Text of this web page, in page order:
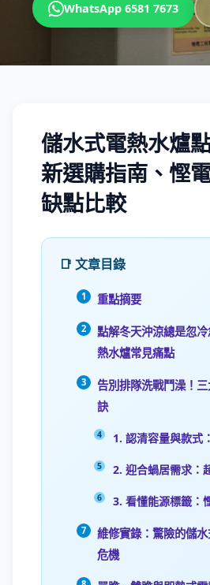
WhatsApp 6581 7673
儲水式電熱水爐
新選購指南、慳
缺點比較
📑 文章目錄
重點摘要
點解冬天沖涼總是忽
熱水爐常見痛點
告別排隊洗戰鬥澡！
訣
1. 認清容量與款式
2. 迎合蝸居需求：
3. 看懂能源標籤：
維修實錄：驚險的儲
危機